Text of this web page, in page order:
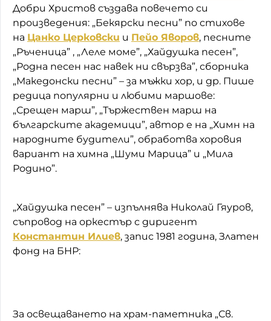
Добри Христов създава повечето си
произведения: „Бекярски песни” по стихове
на Цанко Церковски и Пейо Яворов, песните
„Ръченица” , „Леле моме”, „Хайдушка песен”,
„Родна песен нас навек ни свързва”, сборника
„Македонски песни” – за мъжки хор, и др. Пише
редица популярни и любими маршове:
„Срещен марш”, „Тържествен марш на
българските академици”, автор е на „Химн на
народните будители”, обработва хоровия
вариант на химна „Шуми Марица” и „Мила
Родино”.
„Хайдушка песен” – изпълнява Николай Гяуров,
съпровод на оркестър с диригент
Константин Илиев, запис 1981 година, Златен
фонд на БНР:
За освещаването на храм-паметника „Св.